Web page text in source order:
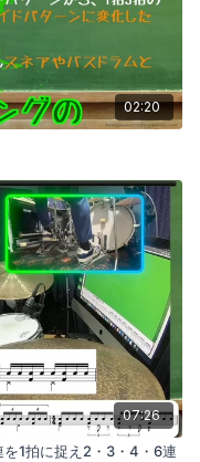
、この基本を踏まえ
02:20
07:26
1拍に捉え2・3・4・6連